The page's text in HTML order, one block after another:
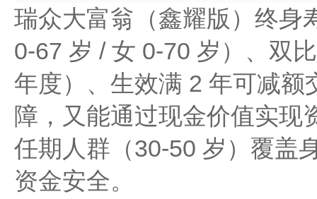
瑞众大富翁（鑫耀版）终身
0-67 岁 / 女 0-70 岁）、双
年度）、生效满 2 年可减额
障，又能通过现金价值实现
任期人群（30-50 岁）覆盖
资金安全。